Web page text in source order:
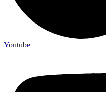
Youtube